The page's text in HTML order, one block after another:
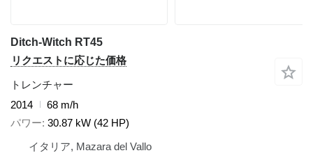
Ditch-Witch RT45
リクエストに応じた価格
トレンチャー
2014
68 m/h
パワー 30.87 kW (42 HP)
イタリア, Mazara del Vallo